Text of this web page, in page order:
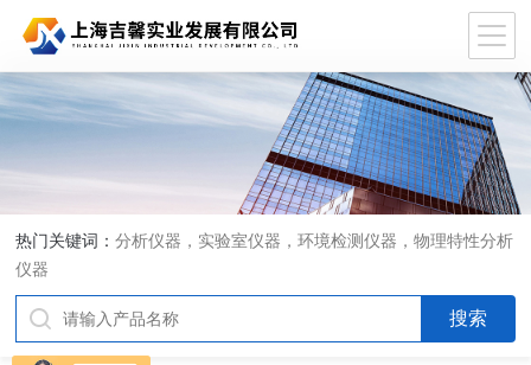
热门关键词：分析仪器，实验室仪器，环境检测仪器，物理特性分析
仪器